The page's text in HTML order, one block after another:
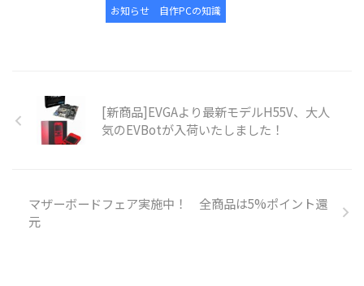
お知らせ 自作PCの知識
[新商品]EVGAより最新モデルH55V、大人
気のEVBotが入荷いたしました！
マザーボードフェア実施中！ 全商品は5%ポイント還
元